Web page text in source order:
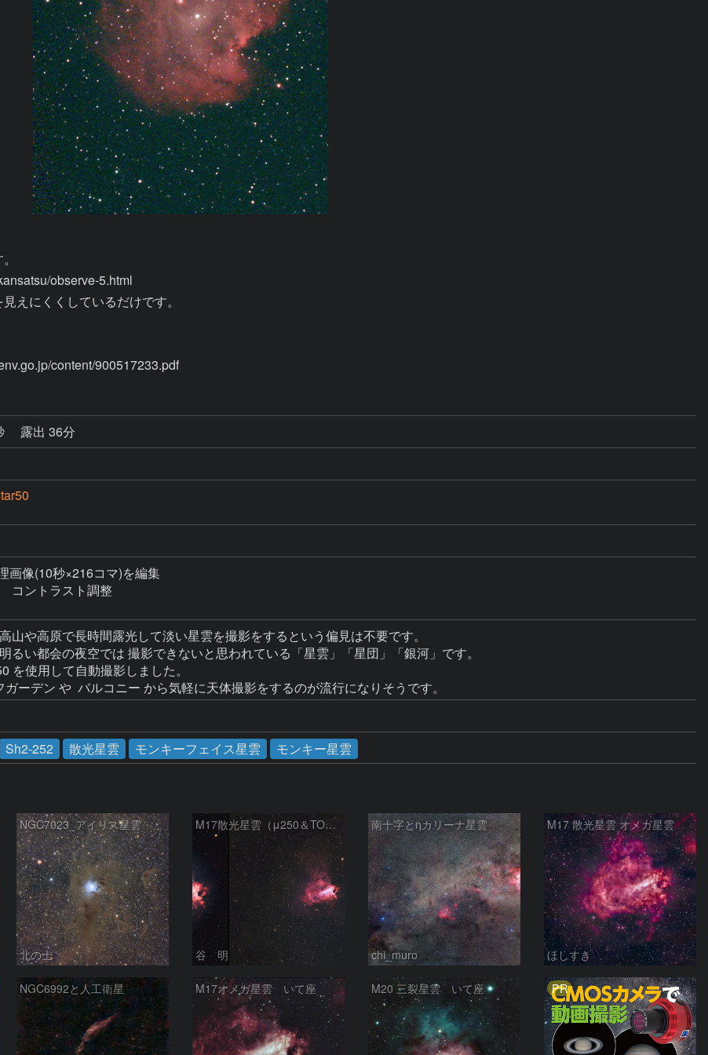
observe-5.html
えにくくしているだけです。
content/900517233.pdf
露出 36分
画像(10秒×216コマ)を編集
コントラスト調整
山や高原で長時間露光して淡い星雲を撮影をするという偏見は不要です。
るい都会の夜空では 撮影できないと思われている「星雲」「星団」「銀河」です。
を使用して自動撮影しました。
Sh2-252 散光星雲 モンキーフェイス星雲 モンキー星雲
NGC7023_アイリス星雲
北の士
M17散光星雲（μ250＆TOA130）
谷 明
南十字とηカリーナ星雲
chi_muro
M17 散光星雲 オメガ星雲
ほしすき
NGC6992と人工衛星 M17オメガ星雲 いて座 M20 三裂星雲 いて座 PR